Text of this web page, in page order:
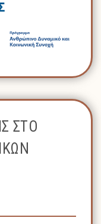
ΣΤΟ